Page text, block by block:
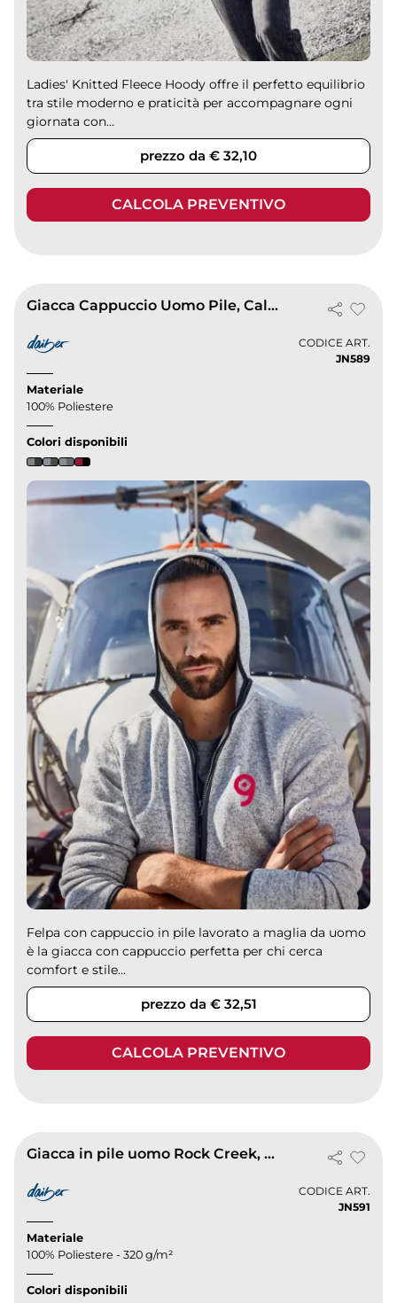
Ladies' Knitted Fleece Hoody offre il perfetto equilibrio
tra stile moderno e praticità per accompagnare ogni
giornata con...
prezzo da € 32,10
CALCOLA PREVENTIVO
Giacca Cappuccio Uomo Pile, Calda & Morbida
CODICE ART.
JN589
Materiale
100% Poliestere
Colori disponibili
Felpa con cappuccio in pile lavorato a maglia da uomo
è la giacca con cappuccio perfetta per chi cerca
comfort e stile...
prezzo da € 32,51
CALCOLA PREVENTIVO
Giacca in pile uomo Rock Creek, calda 320g, zip e tasche
CODICE ART.
JN591
Materiale
100% Poliestere - 320 g/m²
Colori disponibili